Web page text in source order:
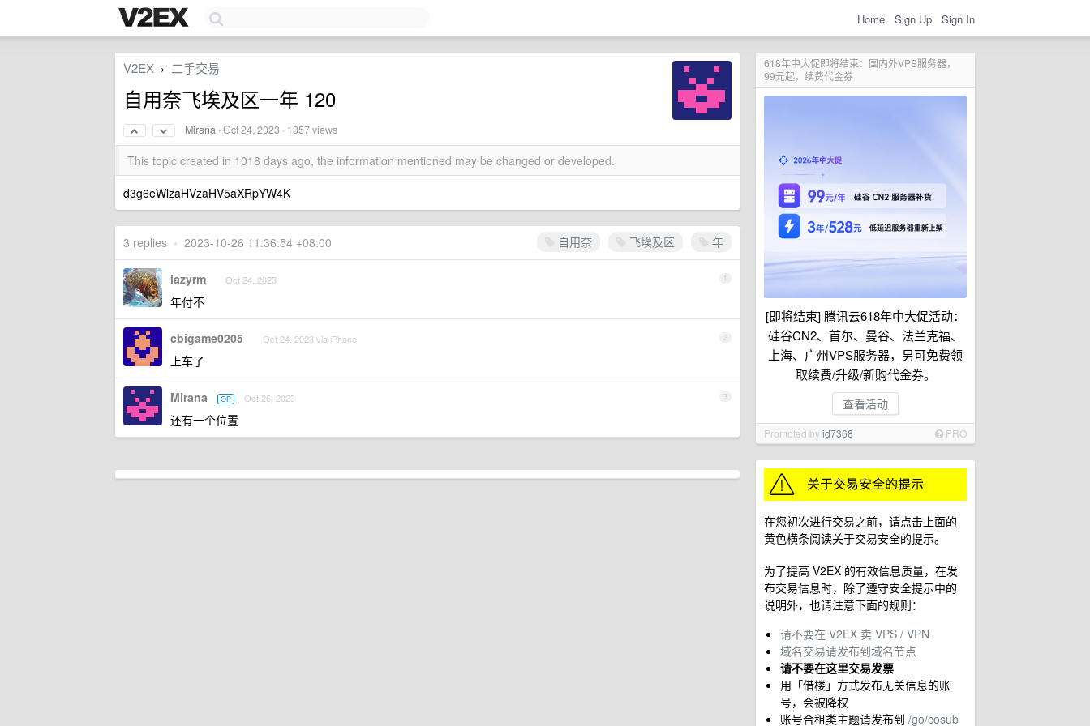
Home Sign Up Sign In
618年中大促即将结束：国内外VPS服务器，
99元起，续费代金券
[即将结束] 腾讯云618年中大促活动：
硅谷CN2、首尔、曼谷、法兰克福、
上海、广州VPS服务器，另可免费领
取续费/升级/新购代金券。
查看活动
Promoted byid7368 PRO
在您初次进行交易之前，请点击上面的
黄色横条阅读关于交易安全的提示。
为了提高 V2EX 的有效信息质量，在发
布交易信息时，除了遵守安全提示中的
说明外，也请注意下面的规则：
请不要在 V2EX 卖 VPS / VPN
域名交易请发布到域名节点
请不要在这里交易发票
用「借楼」方式发布无关信息的账
号，会被降权
账号合租类主题请发布到 /go/cosub
V2EX › 二手交易
自用奈飞埃及区一年 120
Mirana ·Oct 24, 2023 · 1357 views
This topic created in 1018 days ago, the information mentioned may be changed or developed.
d3g6eWlzaHVzaHV5aXRpYW4K
自用奈 飞埃及区 年
3 replies • 2023-10-26 11:36:54 +08:00
1
lazyrm Oct 24, 2023
年付不
2
cbigame0205 Oct 24, 2023 via iPhone
上车了
3
Mirana OP Oct 26, 2023
还有一个位置